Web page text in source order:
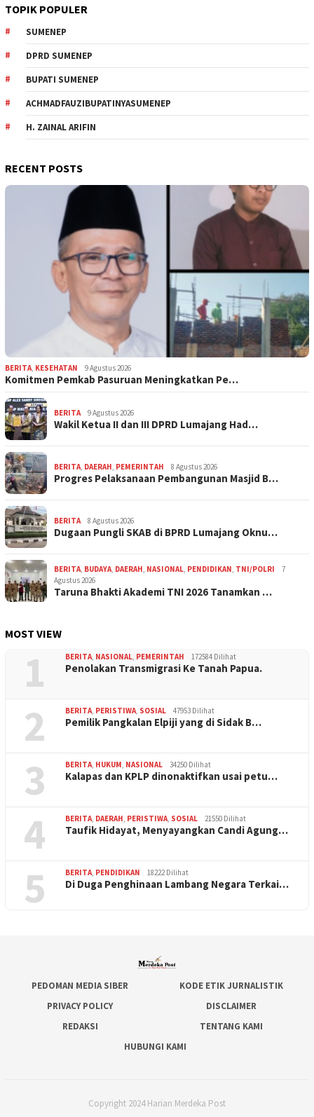
TOPIK POPULER
SUMENEP
DPRD SUMENEP
BUPATI SUMENEP
ACHMADFAUZIBUPATINYASUMENEP
H. ZAINAL ARIFIN
RECENT POSTS
BERITA KESEHATAN 9 Agustus 2026
Komitmen Pemkab Pasuruan Meningkatkan Pe…
BERITA 9 Agustus 2026
Wakil Ketua II dan III DPRD Lumajang Had…
BERITA DAERAH PEMERINTAH 8 Agustus 2026
Progres Pelaksanaan Pembangunan Masjid B…
BERITA 8 Agustus 2026
Dugaan Pungli SKAB di BPRD Lumajang Oknu…
BERITA BUDAYA DAERAH NASIONAL PENDIDIKAN TNI/POLRI
7
Agustus 2026
Taruna Bhakti Akademi TNI 2026 Tanamkan …
MOST VIEW
1 BERITA NASIONAL PEMERINTAH 172584 Dilihat
Penolakan Transmigrasi Ke Tanah Papua.
2 BERITA PERISTIWA SOSIAL 47953 Dilihat
Pemilik Pangkalan Elpiji yang di Sidak B…
3 BERITA HUKUM NASIONAL 34250 Dilihat
Kalapas dan KPLP dinonaktifkan usai petu…
4 BERITA DAERAH PERISTIWA SOSIAL 21550 Dilihat
Taufik Hidayat, Menyayangkan Candi Agung…
5 BERITA PENDIDIKAN 18222 Dilihat
Di Duga Penghinaan Lambang Negara Terkai…
PEDOMAN MEDIA SIBER
KODE ETIK JURNALISTIK
PRIVACY POLICY
DISCLAIMER
REDAKSI
TENTANG KAMI
HUBUNGI KAMI
Copyright 2024 Harian Merdeka Post